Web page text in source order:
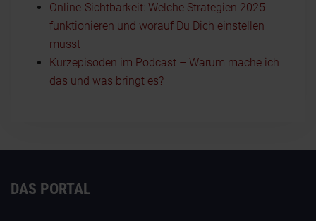
Online-Sichtbarkeit: Welche Strategien 2025
funktionieren und worauf Du Dich einstellen
musst
Kurzepisoden im Podcast – Warum mache ich
das und was bringt es?
DAS PORTAL